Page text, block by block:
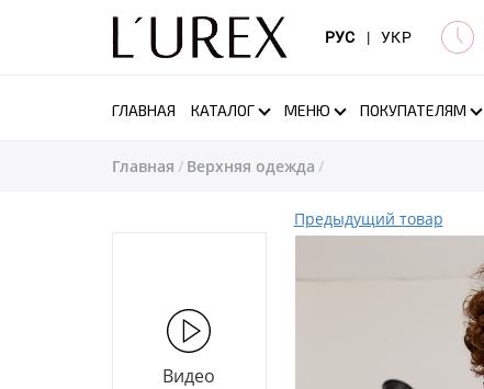
РУС | УКР
ГЛАВНАЯ КАТАЛОГ МЕНЮ ПОКУПАТЕЛЯМ
Главная Верхняя одежда
Видео
Предыдущий товар